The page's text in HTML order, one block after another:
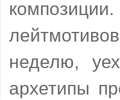
неделю,
архетипы